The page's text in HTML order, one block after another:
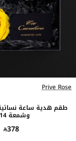
Prive Rose
طقم هدية ساعة
وشمعة CL14
378